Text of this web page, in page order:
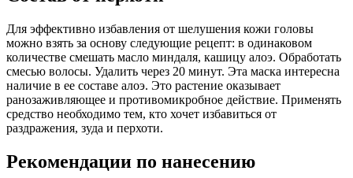
Для эффективно избавления от шелушения кожи головы
можно взять за основу следующие рецепт: в одинаковом
количестве смешать масло миндаля, кашицу алоэ. Обработать
смесью волосы. Удалить через 20 минут. Эта маска интересна
наличие в ее составе алоэ. Это растение оказывает
ранозаживляющее и противомикробное действие. Применять
средство необходимо тем, кто хочет избавиться от
раздражения, зуда и перхоти.
Рекомендации по нанесению